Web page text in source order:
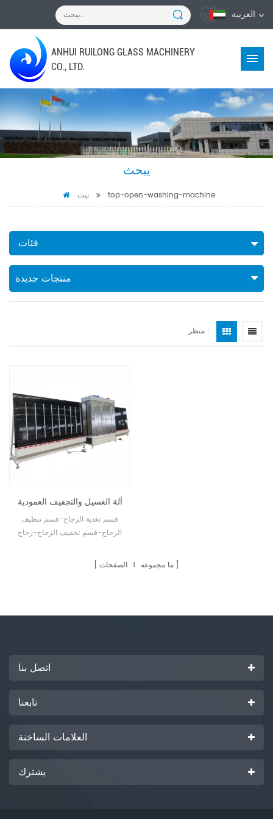
العربية
ANHUI RUILONG GLASS MACHINERY
CO., LTD.
يبحث
بيت top-open-washing-machine
فئات
منتجات جديدة
منظر :
آلة الغسيل والتجفيف العمودية
المفتوحة من الأعلى
قسم تغذية الزجاج-قسم تنظيف
الزجاج-قسم تجفيف الزجاج-زجاج
ما مجموعه 1 الصفحات
اتصل بنا
تابعنا
العلامات الساخنة
يشترك